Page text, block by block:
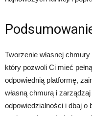
Tworzenie własnej
który pozwoli Ci mieć
odpowiednią platformę,
własną chmurą i
odpowiedzialności i dbaj o